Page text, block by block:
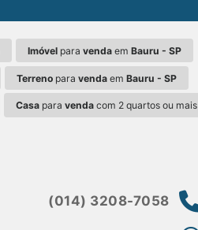
Imóvelpara vendaem Bauru - SP
Terrenopara vendaem Bauru - SP
Casa paravenda com 2 quartos ou mais
(014) 3208-7058